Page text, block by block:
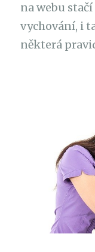
na webu
vychování, i
některá